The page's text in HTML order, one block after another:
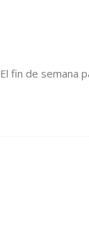
El fin de semana